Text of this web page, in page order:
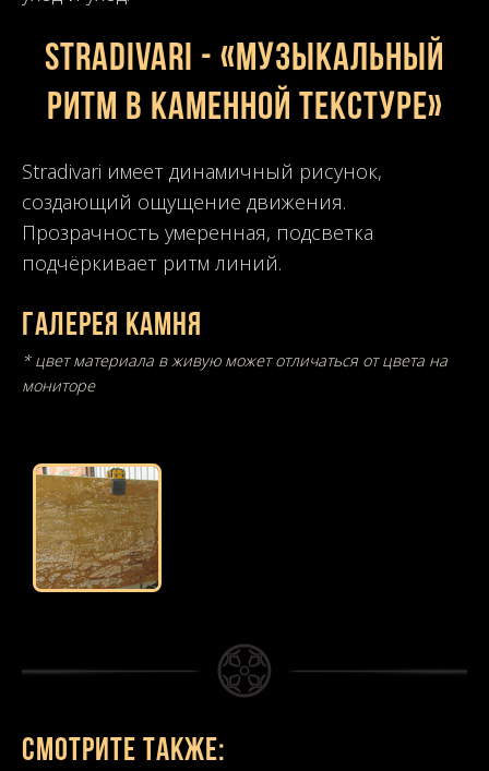
STRADIVARI - «Музыкальный
ритм в каменной текстуре»
Stradivari имеет динамичный рисунок,
создающий ощущение движения.
Прозрачность умеренная, подсветка
подчёркивает ритм линий.
Галерея камня
* цвет материала в живую может отличаться от цвета на
мониторе
Смотрите также: